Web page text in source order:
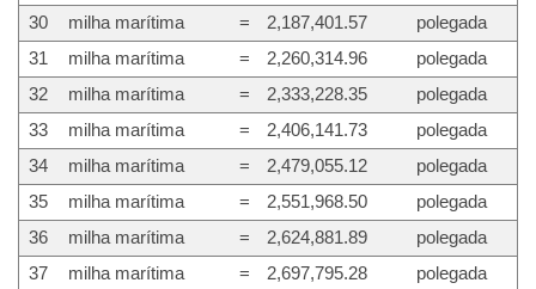
30
milha marítima = 2,187,401.57
polegada
31
milha marítima = 2,260,314.96
polegada
32
milha marítima = 2,333,228.35
polegada
33
milha marítima = 2,406,141.73
polegada
34
milha marítima = 2,479,055.12
polegada
35
milha marítima = 2,551,968.50
polegada
36
milha marítima = 2,624,881.89
polegada
37
milha marítima = 2,697,795.28
polegada